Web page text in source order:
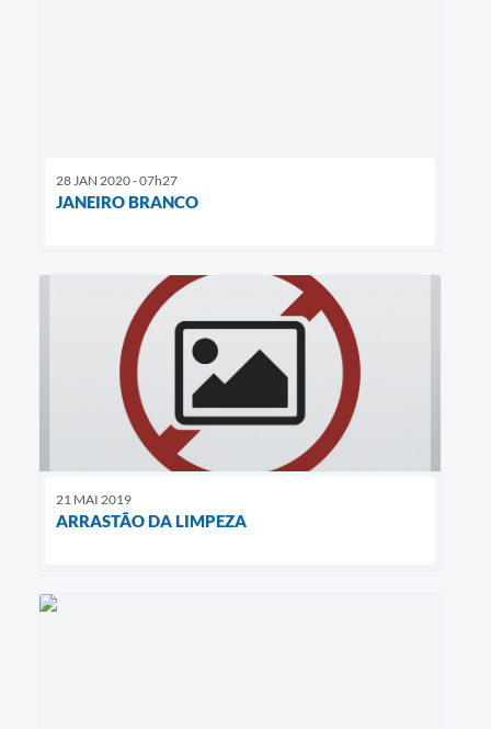
28 JAN 2020 - 07h27
JANEIRO BRANCO
21 MAI 2019
ARRASTÃO DA LIMPEZA